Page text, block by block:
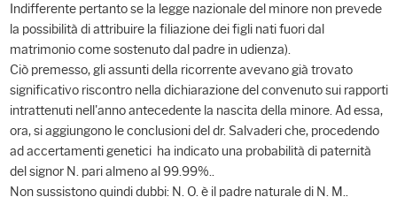
Indifferente pertanto se la legge nazionale del minore non prevede
la possibilità di attribuire la filiazione dei figli nati fuori dal
matrimonio come sostenuto dal padre in udienza).
Ciò premesso, gli assunti della ricorrente avevano già trovato
significativo riscontro nella dichiarazione del convenuto sui rapporti
intrattenuti nell'anno antecedente la nascita della minore. Ad essa,
ora, si aggiungono le conclusioni del dr. Salvaderi che, procedendo
ad accertamenti genetici ha indicato una probabilità di paternità
del signor N. pari almeno al 99.99%..
Non sussistono quindi dubbi: N. O. è il padre naturale di N. M..